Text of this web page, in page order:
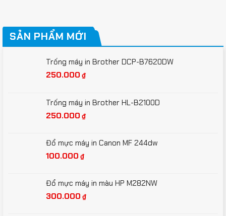
SẢN PHẨM MỚI
Trống máy in Brother DCP-B7620DW
250.000 ₫
Trống máy in Brother HL-B2100D
250.000 ₫
Đổ mực máy in Canon MF 244dw
100.000 ₫
Đổ mực máy in màu HP M282NW
300.000 ₫